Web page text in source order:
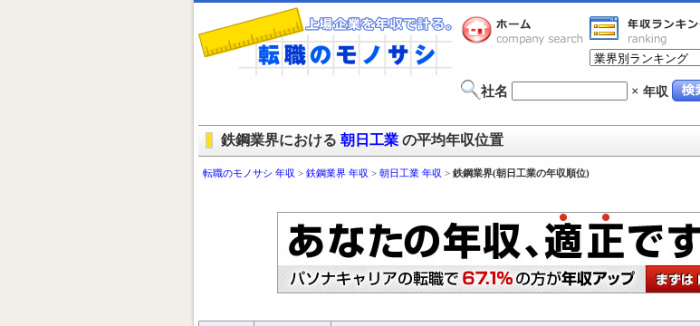
社名 × 年収
鉄鋼業界における 朝日工業 の平均年収位置
転職のモノサシ 年収 > 鉄鋼業界 年収 > 朝日工業 年収 > 鉄鋼業界(朝日工業の年収順位)